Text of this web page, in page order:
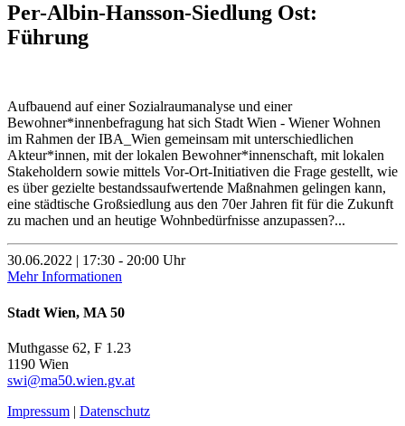
Per-Albin-Hansson-Siedlung Ost:
Führung
Aufbauend auf einer Sozialraumanalyse und einer
Bewohner*innenbefragung hat sich Stadt Wien - Wiener Wohnen
im Rahmen der IBA_Wien gemeinsam mit unterschiedlichen
Akteur*innen, mit der lokalen Bewohner*innenschaft, mit lokalen
Stakeholdern sowie mittels Vor-Ort-Initiativen die Frage gestellt, wie
es über gezielte bestandssaufwertende Maßnahmen gelingen kann,
eine städtische Großsiedlung aus den 70er Jahren fit für die Zukunft
zu machen und an heutige Wohnbedürfnisse anzupassen?...
30.06.2022 | 17:30 - 20:00 Uhr
Mehr Informationen
Stadt Wien, MA 50
Muthgasse 62, F 1.23
1190 Wien
swi@ma50.wien.gv.at
Impressum | Datenschutz